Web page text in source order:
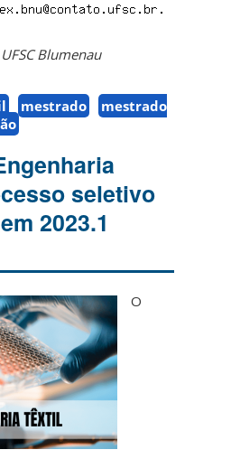
Blumenau
mestrado
mestrado
seletivo
2023.1
O